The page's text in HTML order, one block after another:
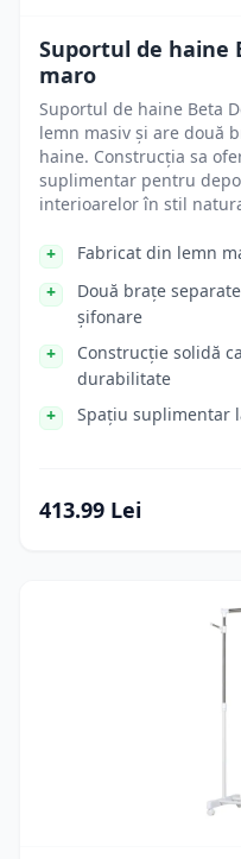
Suportul de haine
maro
Suportul de haine Beta
lemn masiv și are două
haine. Construcția sa
suplimentar pentru
interioarelor în stil
Fabricat din lemn
Două brațe
șifonare
Construcție solidă
durabilitate
Spațiu suplimentar
413.99 Lei